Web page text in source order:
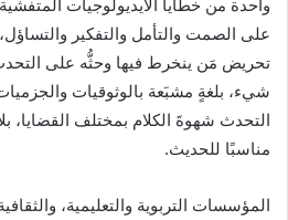
على الصمت والتأمل والتفكير
تحريض مَن ينخرط فيها وحثُّه على
شيء، بلغةٍ مشبَعة بالوثوقيات
التحدث شهوةَ الكلام بمختلف القضايا،
مناسبًا للحديث.
المؤسسات التربوية والتعليمية،